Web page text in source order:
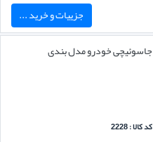
جزییات و خرید ...
جاسوئیچی خودرو مدل بندی
کد کالا : 2228